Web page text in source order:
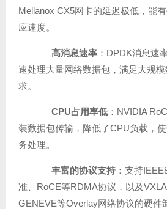
Mellanox CX5网卡的延迟极低，能
应速度。
高消息速率 ：DPDK消息速
速处理大量网络数据包，满足大规
求。
CPU占用率低 ：NVIDIA
装数据包传输，降低了CPU负载，
务处理。
丰富的协议支持 ：支持
准、RoCE等RDMA协议，以及
GENEVE等Overlay网络协议的硬件